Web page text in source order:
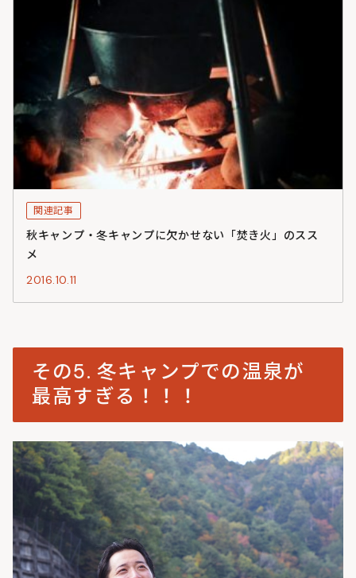
関連記事
秋キャンプ・冬キャンプに欠かせない「焚き火」のスス
メ
2016.10.11
その5. 冬キャンプでの温泉が
最高すぎる！！！